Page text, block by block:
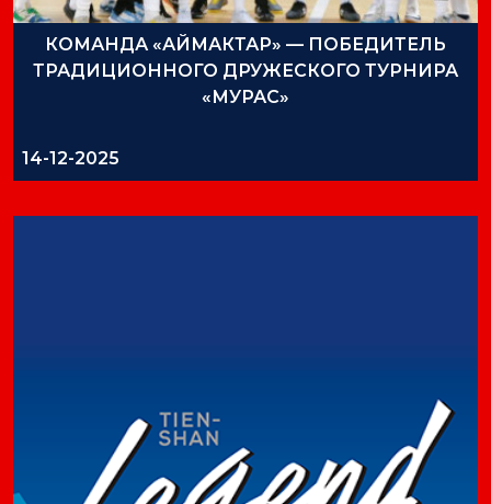
КОМАНДА «АЙМАКТАР» — ПОБЕДИТЕЛЬ
ТРАДИЦИОННОГО ДРУЖЕСКОГО ТУРНИРА
«МУРАС»
14-12-2025